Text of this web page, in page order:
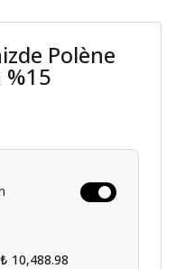
Polène
%15
₺ 10,488.98